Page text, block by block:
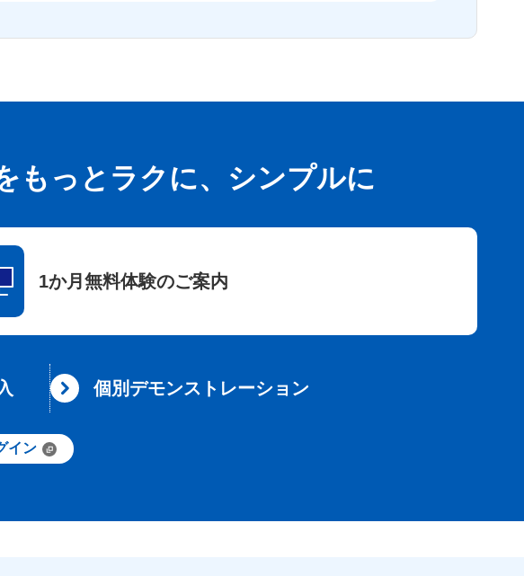
もっとラクに、シンプルに
1か月無料体験のご案内
個別デモンストレーション
イン